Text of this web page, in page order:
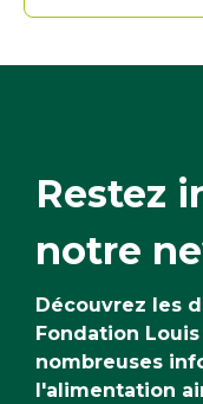
Restez
notre
Découvrez les
Fondation
nombreuses
l'alimentation